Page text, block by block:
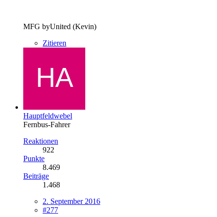
MFG byUnited (Kevin)
Zitieren
Hauptfeldwebel
Fernbus-Fahrer
Reaktionen
922
Punkte
8.469
Beiträge
1.468
2. September 2016
#277